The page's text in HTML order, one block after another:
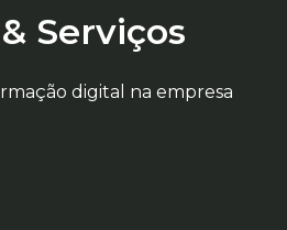
Serviços
digital na empresa